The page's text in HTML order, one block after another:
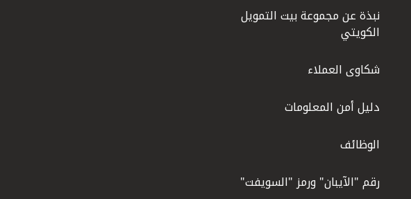
نبذة عن مجموعة بيت التمويل
الكويتي
شكاوى العملاء
دليل أمن المعلومات
الوظائف
رقم "الآيبان" ورمز "السويفت"